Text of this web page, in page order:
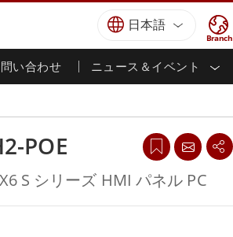
Branch
日本語
い合わせ ニュース＆イベント
防衛頑丈なノートパソコン
防衛超堅牢タブレット
防衛パネルPC
防衛ディスプレイ / NVIS ディスプレイ
防衛サーバー
海洋
防衛
インテリジェントロボットシス
テム
認証／コンプライアンス
POE
S シリーズ HMI パネル PC